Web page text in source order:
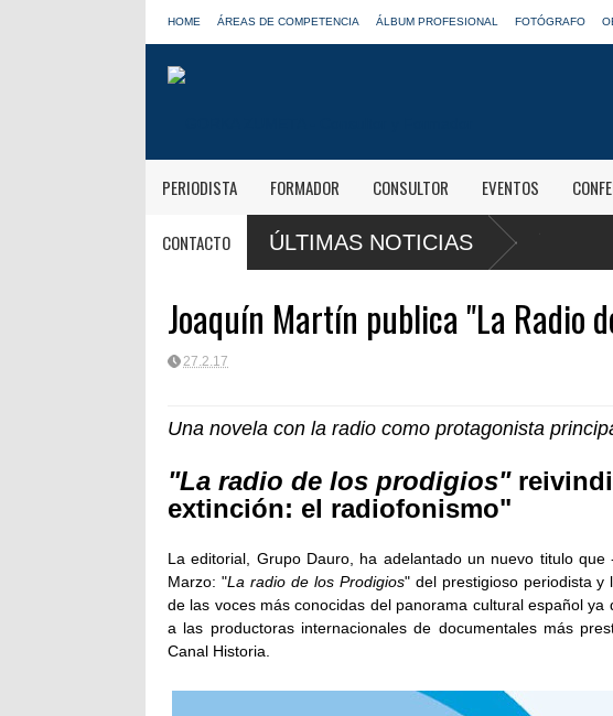
HOME ÁREAS DE COMPETENCIA ÁLBUM PROFESIONAL FOTÓGRAFO
PERIODISTA FORMADOR CONSULTOR EVENTOS
CONTACTO ÚLTIMAS NOTICIAS
Paco Aura, nuevo presidente de
FORTA
Joaquín Martín publica "La Radio
27.2.17
Una novela con la radio como protagonista
"La radio de los prodigios"
extinción: el radiofonismo"
La editorial, Grupo Dauro, ha adelantado un nuevo titulo
Marzo: "La radio de los Prodigios" del prestigioso periodista
de las voces más conocidas del panorama cultural español
a las productoras internacionales de documentales más
Canal Historia.